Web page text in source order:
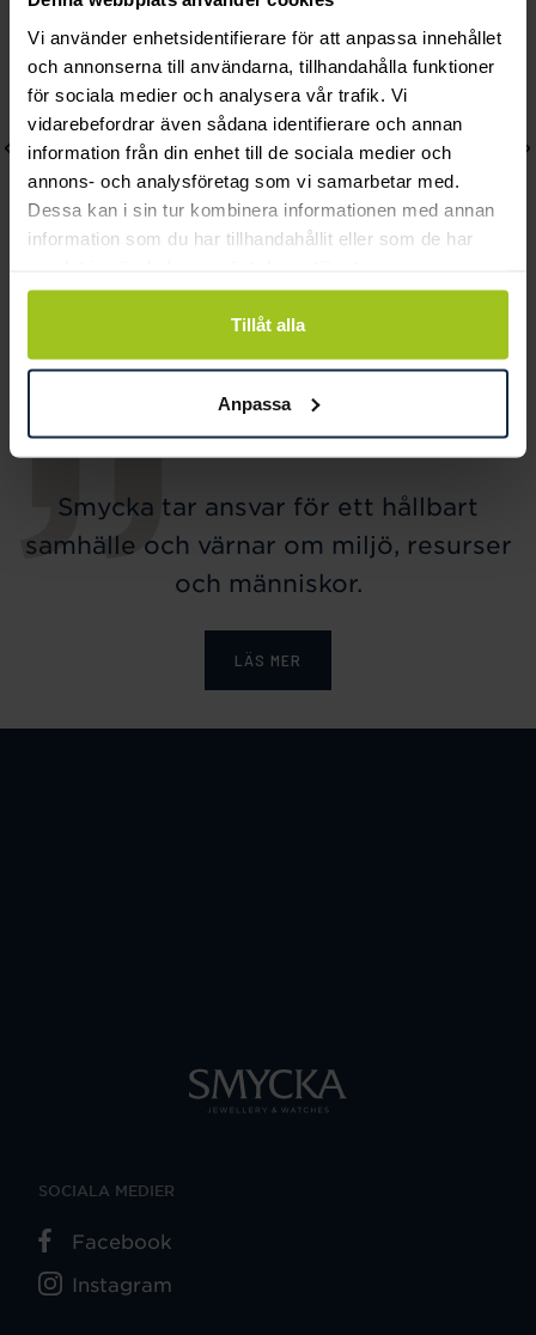
Vi använder enhetsidentifierare för att anpassa innehållet
och annonserna till användarna, tillhandahålla funktioner
för sociala medier och analysera vår trafik. Vi
vidarebefordrar även sådana identifierare och annan
information från din enhet till de sociala medier och
annons- och analysföretag som vi samarbetar med.
Dessa kan i sin tur kombinera informationen med annan
information som du har tillhandahållit eller som de har
Tillåt alla
Anpassa
Raindrop örhängen
August
Raindrop halsband
Smycka tar ansvar för ett hållbart
samhälle och värnar om miljö, resurser
och människor.
LÄS MER
SOCIALA MEDIER
Facebook
Instagram